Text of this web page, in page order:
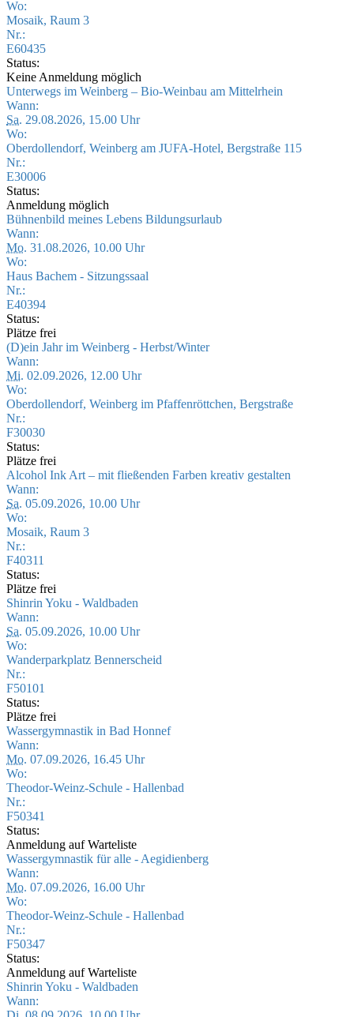
Wo:
Mosaik, Raum 3
Nr.:
E60435
Status:
Keine Anmeldung möglich
Unterwegs im Weinberg – Bio-Weinbau am Mittelrhein
Wann:
Sa. 29.08.2026, 15.00 Uhr
Wo:
Oberdollendorf, Weinberg am JUFA-Hotel, Bergstraße 115
Nr.:
E30006
Status:
Anmeldung möglich
Bühnenbild meines Lebens Bildungsurlaub
Wann:
Mo. 31.08.2026, 10.00 Uhr
Wo:
Haus Bachem - Sitzungssaal
Nr.:
E40394
Status:
Plätze frei
(D)ein Jahr im Weinberg - Herbst/Winter
Wann:
Mi. 02.09.2026, 12.00 Uhr
Wo:
Oberdollendorf, Weinberg im Pfaffenröttchen, Bergstraße
Nr.:
F30030
Status:
Plätze frei
Alcohol Ink Art – mit fließenden Farben kreativ gestalten
Wann:
Sa. 05.09.2026, 10.00 Uhr
Wo:
Mosaik, Raum 3
Nr.:
F40311
Status:
Plätze frei
Shinrin Yoku - Waldbaden
Wann:
Sa. 05.09.2026, 10.00 Uhr
Wo:
Wanderparkplatz Bennerscheid
Nr.:
F50101
Status:
Plätze frei
Wassergymnastik in Bad Honnef
Wann:
Mo. 07.09.2026, 16.45 Uhr
Wo:
Theodor-Weinz-Schule - Hallenbad
Nr.:
F50341
Status:
Anmeldung auf Warteliste
Wassergymnastik für alle - Aegidienberg
Wann:
Mo. 07.09.2026, 16.00 Uhr
Wo:
Theodor-Weinz-Schule - Hallenbad
Nr.:
F50347
Status:
Anmeldung auf Warteliste
Shinrin Yoku - Waldbaden
Wann: